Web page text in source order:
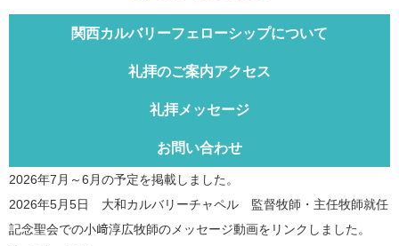
関西カルバリーフェローシップについて
礼拝のご案内アクセス
礼拝メッセージ
お問い合わせ
2026年7月～6月の予定を掲載しました。
2026年5月5日 大和カルバリーチャペル 監督牧師・主任牧師就任
記念聖会での小﨑淳広牧師のメッセージ動画をリンクしました。